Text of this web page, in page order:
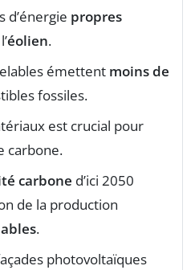
d’énergie propres
éolien.
émettent moins de
fossiles.
est crucial pour
carbone.
carbone d’ici 2050
de la production
.
photovoltaïques